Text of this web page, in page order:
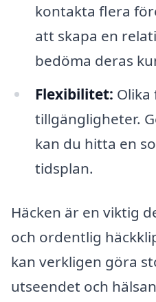
kontakta flera
att skapa en
bedöma deras
Flexibilitet: Olika
tillgängligheter.
kan du hitta en
tidsplan.
Häcken är en viktig
och ordentlig
kan verkligen göra
utseendet och